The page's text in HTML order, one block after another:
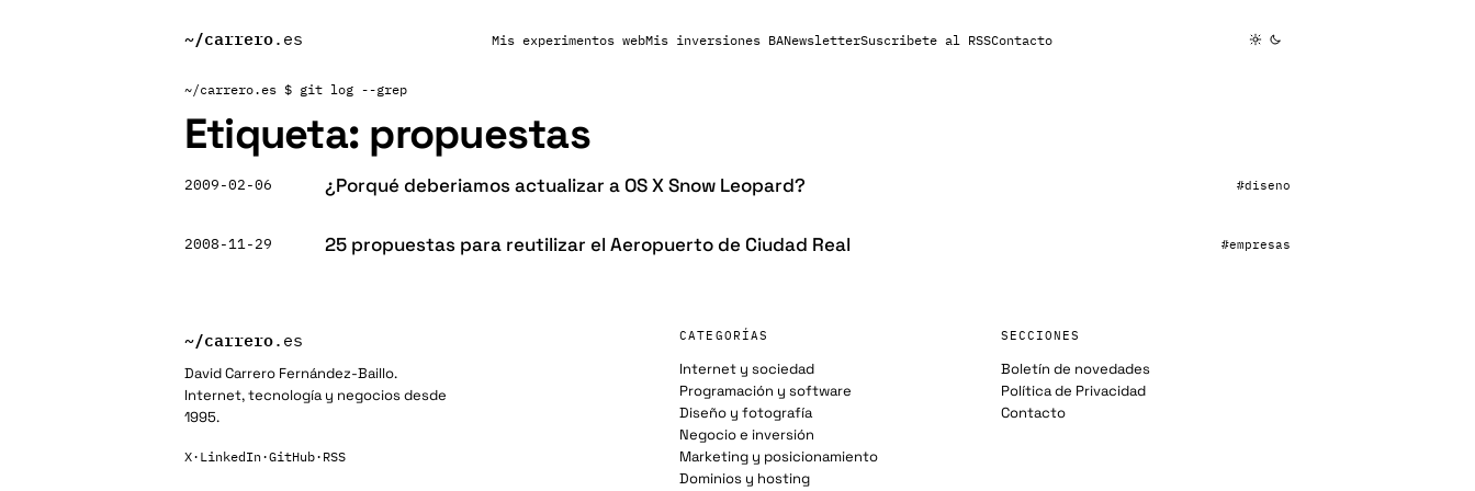
~/carrero.es Mis experimentos webMis inversiones BANewsletterSuscribete al RSSContacto
~/carrero.es $ git log --grep
Etiqueta: propuestas
2009-02-06 ¿Porqué deberiamos actualizar a OS X Snow Leopard? #diseno
2008-11-29 25 propuestas para reutilizar el Aeropuerto de Ciudad Real #empresas
~/carrero.es
David Carrero Fernández-Baillo.
Internet, tecnología y negocios desde
1995.
X· LinkedIn·GitHub· RSS
CATEGORÍAS
Internet y sociedad
Programación y software
Diseño y fotografía
Negocio e inversión
Marketing y posicionamiento
Dominios y hosting
SECCIONES
Boletín de novedades
Política de Privacidad
Contacto